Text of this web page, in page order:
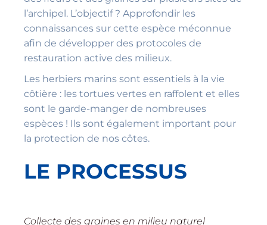
l’archipel. L’objectif ? Approfondir les
connaissances sur cette espèce méconnue
afin de développer des protocoles de
restauration active des milieux.
Les herbiers marins sont essentiels à la vie
côtière : les tortues vertes en raffolent et elles
sont le garde-manger de nombreuses
espèces ! Ils sont également important pour
la protection de nos côtes.
LE PROCESSUS
Collecte des graines en milieu naturel